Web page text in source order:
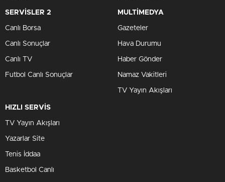
SERVİSLER 2
Canlı Borsa
Canlı Sonuçlar
Canlı TV
Futbol Canlı Sonuçlar
MULTİMEDYA
Gazeteler
Hava Durumu
Haber Gönder
Namaz Vakitleri
TV Yayın Akışları
HIZLI SERVİS
TV Yayın Akışları
Yazarlar Site
Tenis İddaa
Basketbol Canlı